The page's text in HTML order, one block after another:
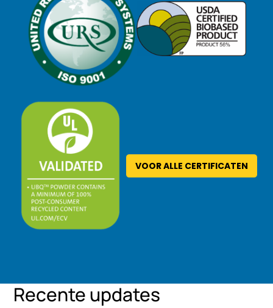
VOOR ALLE CERTIFICATEN
Recente updates